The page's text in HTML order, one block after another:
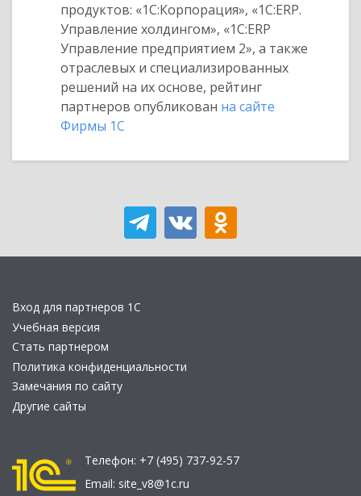
продуктов: «1С:Корпорация», «1С:ERP.
Управление холдингом», «1С:ERP
Управление предприятием 2», а также
отраслевых и специализированных
решений на их основе, рейтинг
партнеров опубликован на сайте
Фирмы 1С
Вход для партнеров 1С
Учебная версия
Стать партнером
Политика конфиденциальности
Замечания по сайту
Другие сайты
Телефон: +7 (495) 737-92-57
Email: site_v8@1c.ru